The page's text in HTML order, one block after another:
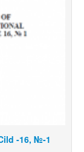
-16, №-1